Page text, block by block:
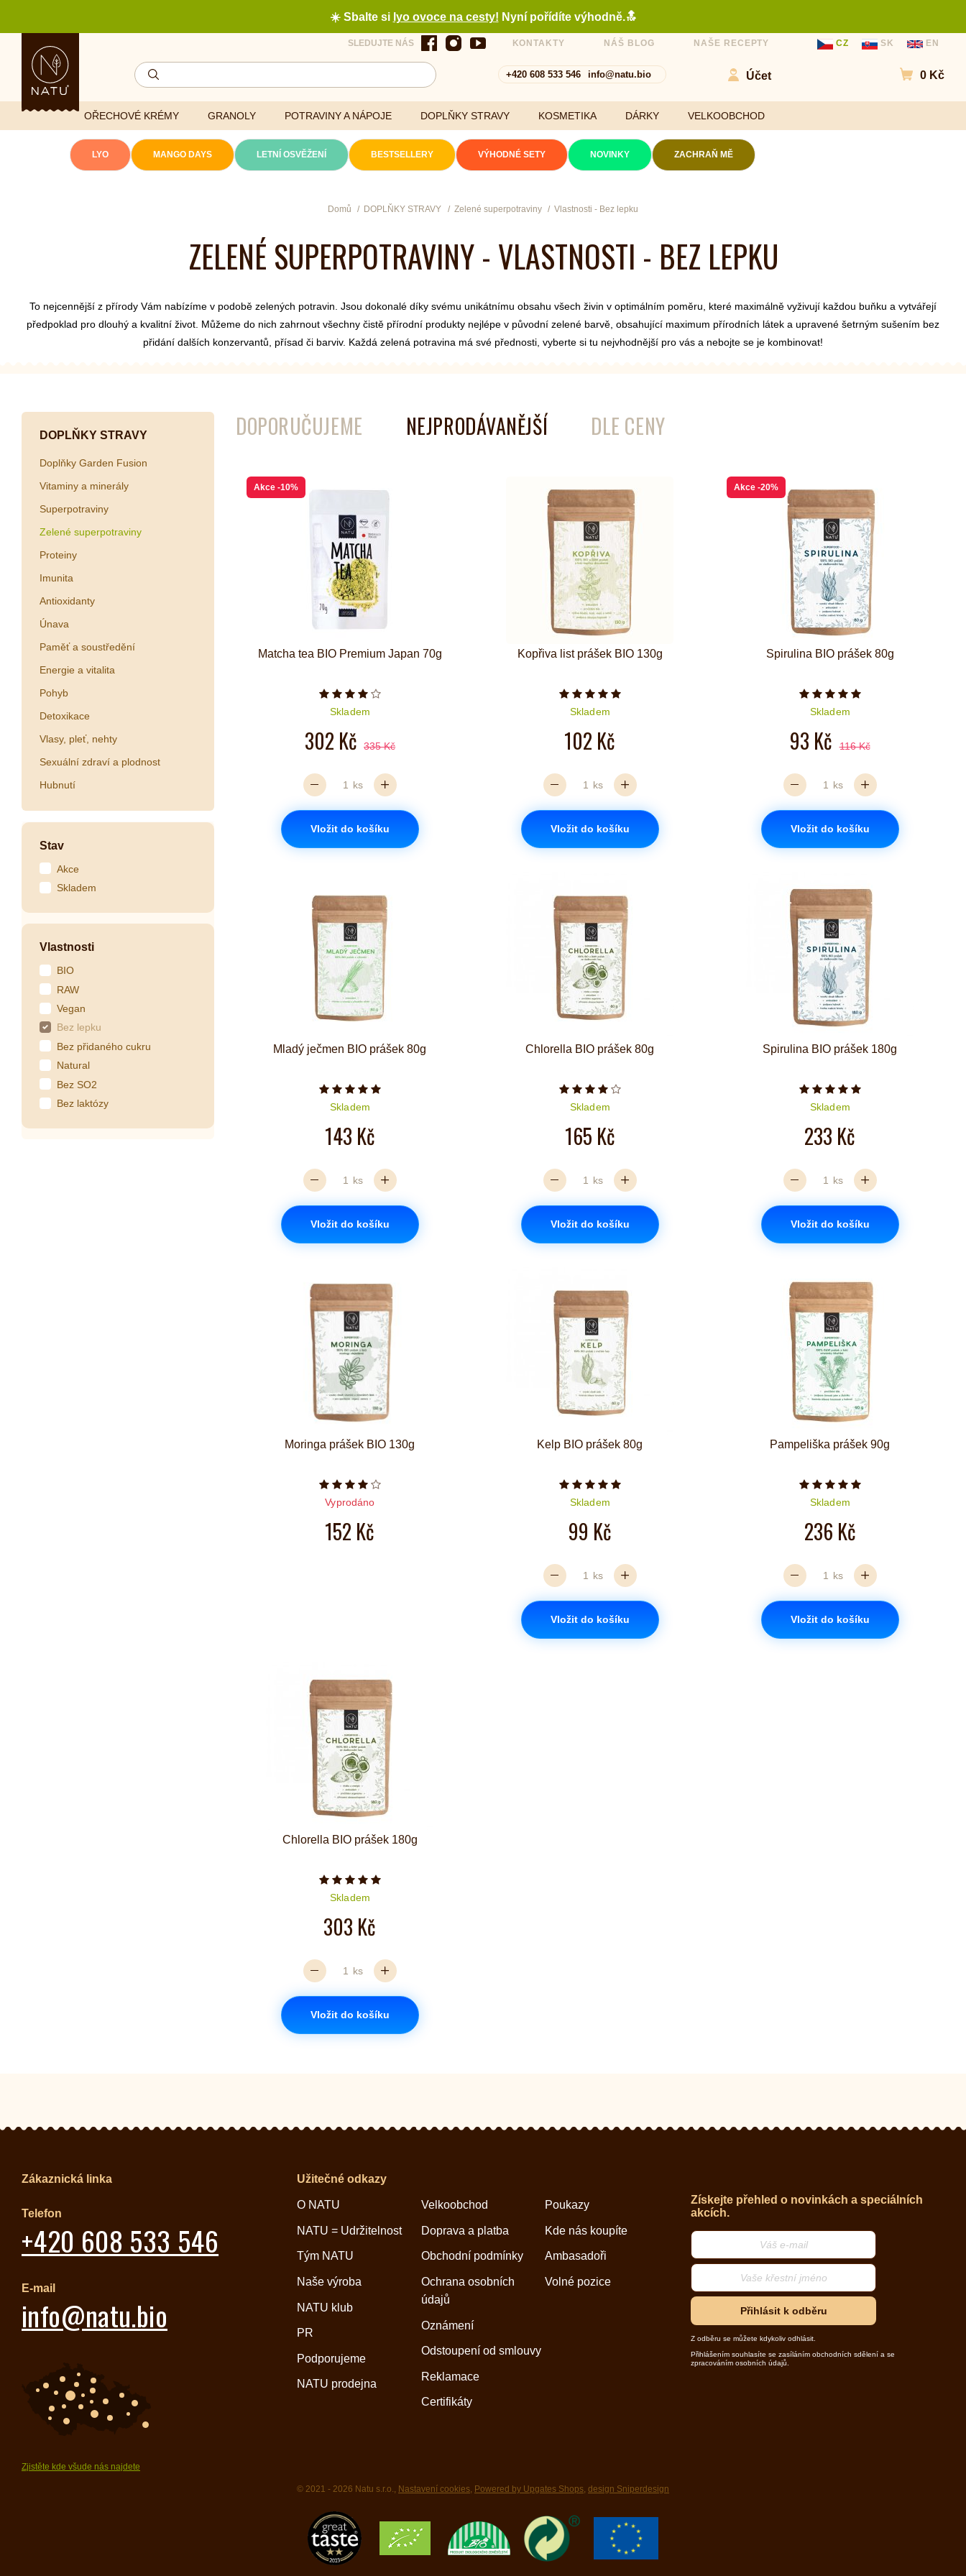
☀️ Sbalte si lyo ovoce na cesty! Nyní pořídíte výhodně.🔝
SLEDUJTE NÁS KONTAKTY NÁŠ BLOG NAŠE RECEPTY CZ SK EN
+420 608 533 546 info@natu.bio Účet
Přejít
0 Kč
OŘECHOVÉ KRÉMY GRANOLY POTRAVINY A NÁPOJE
Džemy
Cereálie a vločky
ořechy
Ovocné kuličky a
Energetické nápoje
Superfood shoty
Sypané
Kokosové nádobí
DOPLŇKY STRAVY
Minerály
Přírodní extrakty
KOSMETIKA DÁRKY VELKOOBCHOD
LYO MANGO DAYS LETNÍ OSVĚŽENÍ BESTSELLERY VÝHODNÉ SETY NOVINKY ZACHRAŇ MĚ
Domů DOPLŇKY STRAVY Zelené superpotraviny Vlastnosti - Bez lepku
ZELENÉ SUPERPOTRAVINY - VLASTNOSTI - BEZ LEPKU
To nejcennější z přírody Vám nabízíme v podobě zelených potravin. Jsou dokonalé díky svému unikátnímu obsahu všech živin v optimálním poměru, které maximálně vyživují každou buňku a vytvářejí
předpoklad pro dlouhý a kvalitní život. Můžeme do nich zahrnout všechny čistě přírodní produkty nejlépe v původní zelené barvě, obsahující maximum přírodních látek a upravené šetrným sušením bez
přidání dalších konzervantů, přísad či barviv. Každá zelená potravina má své přednosti, vyberte si tu nejvhodnější pro vás a nebojte se je kombinovat!
DOPLŇKY STRAVY
Doplňky Garden Fusion
Vitaminy a minerály
Superpotraviny
Zelené superpotraviny
Proteiny
Imunita
Antioxidanty
Únava
Paměť a soustředění
Energie a vitalita
Pohyb
Detoxikace
Vlasy, pleť, nehty
Sexuální zdraví a plodnost
Hubnutí
Stav
Akce
Skladem
Vlastnosti
BIO
RAW
Vegan
Bez lepku
Bez přidaného cukru
Natural
Bez SO2
Bez laktózy
DOPORUČUJEME NEJPRODÁVANĚJŠÍ DLE CENY
Akce -10%
Matcha tea BIO Premium Japan 70g
Počet hvězdiček je 4 z 5
Skladem
302 Kč 335 Kč
ks
Vložit do košíku
Kopřiva list prášek BIO 130g
Počet hvězdiček je 5 z 5
Skladem
102 Kč
ks
Vložit do košíku
Akce -20%
Spirulina BIO prášek 80g
Počet hvězdiček je 5 z 5
Skladem
93 Kč 116 Kč
ks
Vložit do košíku
Mladý ječmen BIO prášek 80g
Počet hvězdiček je 5 z 5
Skladem
143 Kč
ks
Vložit do košíku
Chlorella BIO prášek 80g
Počet hvězdiček je 4 z 5
Skladem
165 Kč
ks
Vložit do košíku
Spirulina BIO prášek 180g
Počet hvězdiček je 5 z 5
Skladem
233 Kč
ks
Vložit do košíku
Moringa prášek BIO 130g
Počet hvězdiček je 4 z 5
Vyprodáno
152 Kč
Kelp BIO prášek 80g
Počet hvězdiček je 5 z 5
Skladem
99 Kč
ks
Vložit do košíku
Pampeliška prášek 90g
Počet hvězdiček je 5 z 5
Skladem
236 Kč
ks
Vložit do košíku
Chlorella BIO prášek 180g
Počet hvězdiček je 5 z 5
Skladem
303 Kč
ks
Vložit do košíku
Zákaznická linka
Telefon
+420 608 533 546
E-mail
info@natu.bio
Zjistěte kde všude nás najdete
Užitečné odkazy
O NATU
NATU = Udržitelnost
Tým NATU
Naše výroba
NATU klub
PR
Podporujeme
NATU prodejna
Velkoobchod
Doprava a platba
Obchodní podmínky
Ochrana osobních
údajů
Oznámení
Odstoupení od smlouvy
Reklamace
Certifikáty
Poukazy
Kde nás koupíte
Ambasadoři
Volné pozice
Získejte přehled o novinkách a speciálních
akcích.
Přihlásit k odběru
Z odběru se můžete kdykoliv odhlásit.
Přihlášením souhlasíte se zasíláním obchodních sdělení a se
zpracováním osobních údajů.
© 2021 - 2026 Natu s.r.o., Nastavení cookies, Powered by Upgates Shops, design Sniperdesign